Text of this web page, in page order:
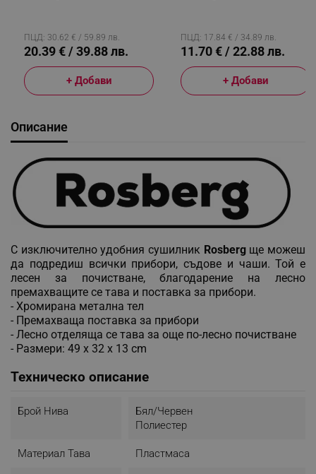
ПЦД: 30.62 € / 59.89 лв.
20.39 € / 39.88 лв.
+ Добави
ПЦД: 17.84 € / 34.89 лв.
11.70 € / 22.88 лв.
+ Добави
Описание
С изключително удобния сушилник Rosberg ще можеш
да подредиш всички прибори, съдове и чаши. Той е
лесен за почистване, благодарение на лесно
премахващите се тава и поставка за прибори.
- Хромирана метална тел
- Премахваща поставка за прибори
- Лесно отделяща се тава за още по-лесно почистване
- Размери: 49 х 32 х 13 cm
Техническо описание
Брой Нива
Бял/Червен
Полиестер
Материал Тава Пластмаса